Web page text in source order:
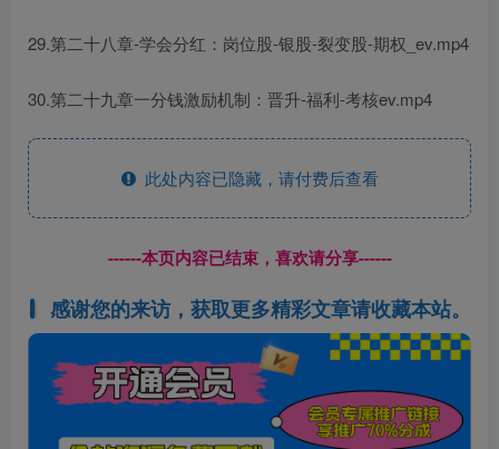
29.第二十八章-学会分红：岗位股-银股-裂变股-期权_ev.mp4
30.第二十九章一分钱激励机制：晋升-福利-考核ev.mp4
此处内容已隐藏，请付费后查看
------本页内容已结束，喜欢请分享------
感谢您的来访，获取更多精彩文章请收藏本站。